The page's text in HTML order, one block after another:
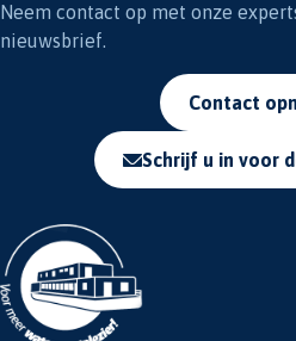
Neem contact op met onze
nieuwsbrief.
Contact
Schrijf u in voor